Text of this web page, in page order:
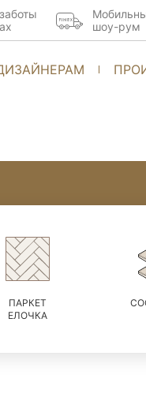
шоу-рум
ПАРКЕТ
ЕЛОЧКА